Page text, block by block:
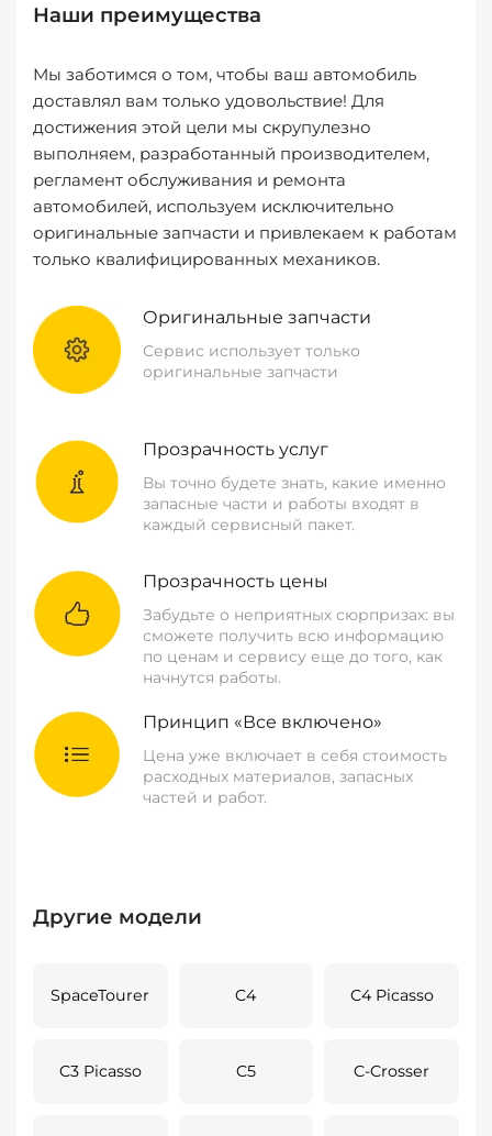
Наши преимущества
Мы заботимся о том, чтобы ваш автомобиль
доставлял вам только удовольствие! Для
достижения этой цели мы скрупулезно
выполняем, разработанный производителем,
регламент обслуживания и ремонта
автомобилей, используем исключительно
оригинальные запчасти и привлекаем к работам
только квалифицированных механиков.
Оригинальные запчасти
Сервис использует только
оригинальные запчасти
Прозрачность услуг
Вы точно будете знать, какие именно
запасные части и работы входят в
каждый сервисный пакет.
Прозрачность цены
Забудьте о неприятных сюрпризах: вы
сможете получить всю информацию
по ценам и сервису еще до того, как
начнутся работы.
Принцип «Все включено»
Цена уже включает в себя стоимость
расходных материалов, запасных
частей и работ.
Другие модели
SpaceTourer C4 C4 Picasso
C3 Picasso C5 C-Crosser